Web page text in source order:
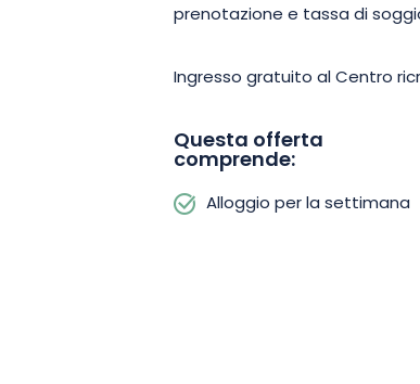
all’avventura grazie alle
prenotazione e tassa di
Ingresso gratuito al Centro
Questa offerta
comprende:
Alloggio per la settimana